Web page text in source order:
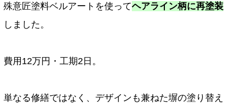
殊意匠塗料ベルアートを使ってヘアライン柄に再塗装
しました。
費用12万円・工期2日。
単なる修繕ではなく、デザインも兼ねた塀の塗り替え